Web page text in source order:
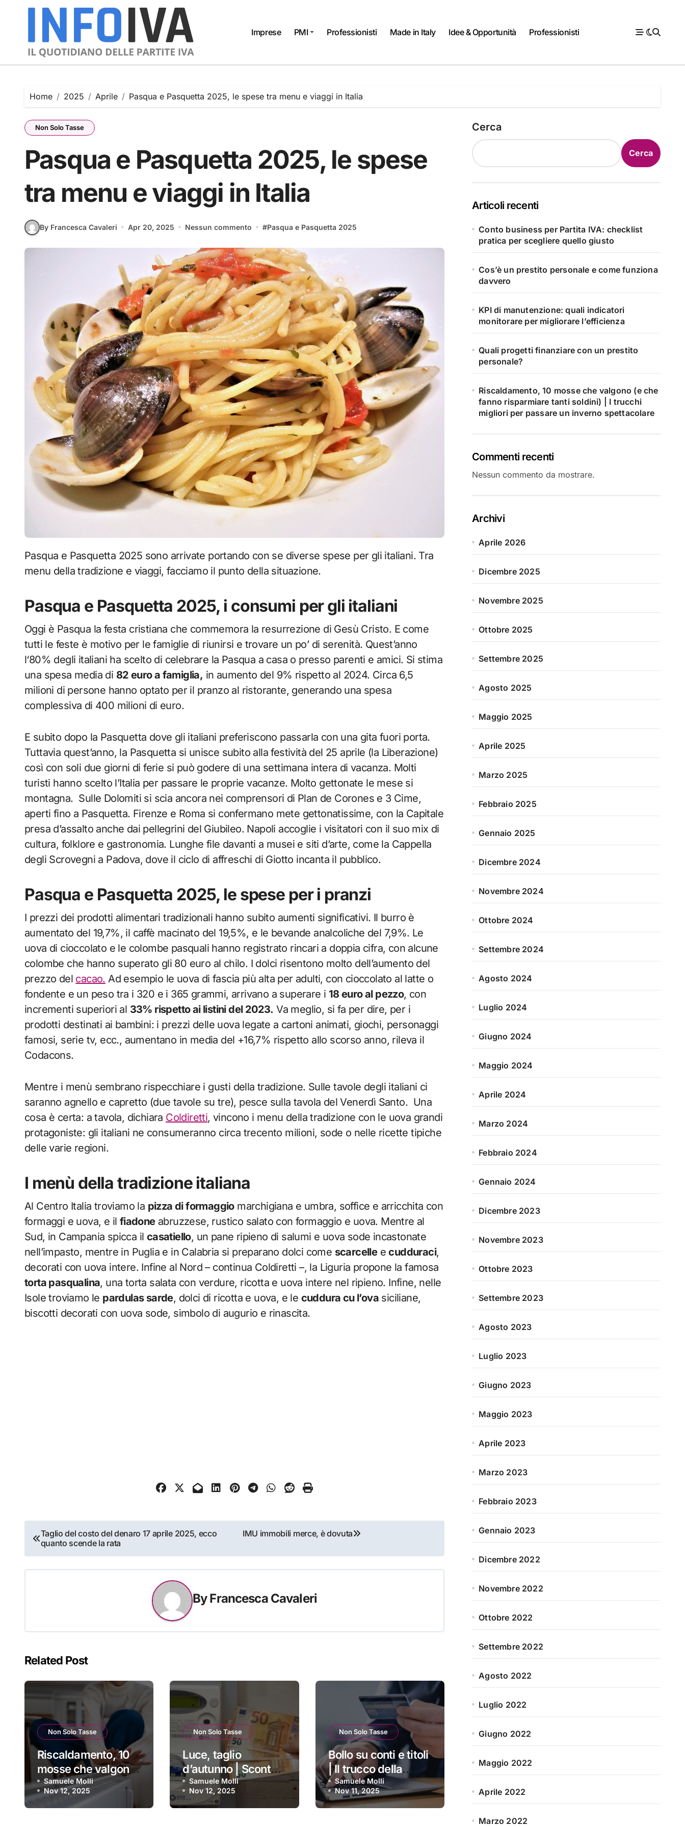
Imprese PMI Professionisti Made in Italy Idee & Opportunità Professionisti
Home 2025 Aprile Pasqua e Pasquetta 2025, le spese tra menu e viaggi in Italia
Non Solo Tasse
Pasqua e Pasquetta 2025, le spese
tra menu e viaggi in Italia
By Francesca Cavaleri Apr 20, 2025 Nessun commento #Pasqua e Pasquetta 2025
Pasqua e Pasquetta 2025 sono arrivate portando con se diverse spese per gli italiani. Tra
menu della tradizione e viaggi, facciamo il punto della situazione.
Pasqua e Pasquetta 2025, i consumi per gli italiani
Oggi è Pasqua la festa cristiana che commemora la resurrezione di Gesù Cristo. E come
tutti le feste è motivo per le famiglie di riunirsi e trovare un po’ di serenità. Quest’anno
l‘80% degli italiani ha scelto di celebrare la Pasqua a casa o presso parenti e amici. Si stima
una spesa media di 82 euro a famiglia, in aumento del 9% rispetto al 2024. Circa 6,5
milioni di persone hanno optato per il pranzo al ristorante, generando una spesa
complessiva di 400 milioni di euro.
E subito dopo la Pasquetta dove gli italiani preferiscono passarla con una gita fuori porta.
Tuttavia quest’anno, la Pasquetta si unisce subito alla festività del 25 aprile (la Liberazione)
così con soli due giorni di ferie si può godere di una settimana intera di vacanza. Molti
turisti hanno scelto l’Italia per passare le proprie vacanze. Molto gettonate le mese si
montagna. Sulle Dolomiti si scia ancora nei comprensori di Plan de Corones e 3 Cime,
aperti fino a Pasquetta. Firenze e Roma si confermano mete gettonatissime, con la Capitale
presa d’assalto anche dai pellegrini del Giubileo. Napoli accoglie i visitatori con il suo mix di
cultura, folklore e gastronomia. Lunghe file davanti a musei e siti d’arte, come la Cappella
degli Scrovegni a Padova, dove il ciclo di affreschi di Giotto incanta il pubblico.
Pasqua e Pasquetta 2025, le spese per i pranzi
I prezzi dei prodotti alimentari tradizionali hanno subito aumenti significativi. Il burro è
aumentato del 19,7%, il caffè macinato del 19,5%, e le bevande analcoliche del 7,9%. Le
uova di cioccolato e le colombe pasquali hanno registrato rincari a doppia cifra, con alcune
colombe che hanno superato gli 80 euro al chilo. I dolci risentono molto dell’aumento del
prezzo del cacao. Ad esempio le uova di fascia più alta per adulti, con cioccolato al latte o
fondente e un peso tra i 320 e i 365 grammi, arrivano a superare i 18 euro al pezzo, con
incrementi superiori al 33% rispetto ai listini del 2023. Va meglio, si fa per dire, per i
prodotti destinati ai bambini: i prezzi delle uova legate a cartoni animati, giochi, personaggi
famosi, serie tv, ecc., aumentano in media del +16,7% rispetto allo scorso anno, rileva il
Codacons.
Mentre i menù sembrano rispecchiare i gusti della tradizione. Sulle tavole degli italiani ci
saranno agnello e capretto (due tavole su tre), pesce sulla tavola del Venerdì Santo. Una
cosa è certa: a tavola, dichiara Coldiretti, vincono i menu della tradizione con le uova grandi
protagoniste: gli italiani ne consumeranno circa trecento milioni, sode o nelle ricette tipiche
delle varie regioni.
I menù della tradizione italiana
Al Centro Italia troviamo la pizza di formaggiomarchigiana e umbra, soffice e arricchita con
formaggi e uova, e il fiadoneabruzzese, rustico salato con formaggio e uova. Mentre al
Sud, in Campania spicca il casatiello, un pane ripieno di salumi e uova sode incastonate
nell’impasto, mentre in Puglia e in Calabria si preparano dolci come scarcelleecudduraci,
decorati con uova intere. Infine al Nord – continua Coldiretti –, la Liguria propone la famosa
torta pasqualina, una torta salata con verdure, ricotta e uova intere nel ripieno. Infine, nelle
Isole troviamo le pardulas sarde, dolci di ricotta e uova, e le cuddura cu l’ova siciliane,
biscotti decorati con uova sode, simbolo di augurio e rinascita.
Navigazione
articoli
Taglio del costo del denaro 17 aprile 2025, ecco
quanto scende la rata
IMU immobili merce, è dovuta
ByFrancesca Cavaleri
Related Post
Non Solo Tasse
Riscaldamento, 10
mosse che valgono
(e che fanno
risparmiare tanti
soldini) | I trucchi
Samuele Molli
Nov 12, 2025
Non Solo Tasse
Luce, taglio
d’autunno | Sconto
vero per i vulnerabili
nel IV trimestre:
ecco a chi si applica
Samuele Molli
Nov 12, 2025
Non Solo Tasse
Bollo su conti e titoli
| Il trucco della
giacenza media:
ecco quanto siamo
costretti a pagare
Samuele Molli
Nov 11, 2025
Cerca
Cerca
Articoli recenti
Conto business per Partita IVA: checklist
pratica per scegliere quello giusto
Cos’è un prestito personale e come funziona
davvero
KPI di manutenzione: quali indicatori
monitorare per migliorare l’efficienza
Quali progetti finanziare con un prestito
personale?
Riscaldamento, 10 mosse che valgono (e che
fanno risparmiare tanti soldini) | I trucchi
migliori per passare un inverno spettacolare
Commenti recenti
Nessun commento da mostrare.
Archivi
Aprile 2026
Dicembre 2025
Novembre 2025
Ottobre 2025
Settembre 2025
Agosto 2025
Maggio 2025
Aprile 2025
Marzo 2025
Febbraio 2025
Gennaio 2025
Dicembre 2024
Novembre 2024
Ottobre 2024
Settembre 2024
Agosto 2024
Luglio 2024
Giugno 2024
Maggio 2024
Aprile 2024
Marzo 2024
Febbraio 2024
Gennaio 2024
Dicembre 2023
Novembre 2023
Ottobre 2023
Settembre 2023
Agosto 2023
Luglio 2023
Giugno 2023
Maggio 2023
Aprile 2023
Marzo 2023
Febbraio 2023
Gennaio 2023
Dicembre 2022
Novembre 2022
Ottobre 2022
Settembre 2022
Agosto 2022
Luglio 2022
Giugno 2022
Maggio 2022
Aprile 2022
Marzo 2022